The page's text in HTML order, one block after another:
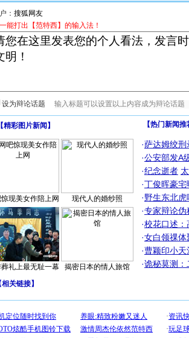
：
能打出【范特西】的输入法！
设为辩论话题
【精彩图片新闻 】
惊现美女作陪上网 现代人的婚纱照
礼上最无耻一幕 揭密日本的情人旅馆
【热门新闻
·萨达姆绞刑
·公安部发A
·纪念逝者
·丁俊晖豪
·野生东北
·专家辩论伪
·校花口述：
·女白领祼体
·曹颖印小天
·诡秘莫测：
相关链接】